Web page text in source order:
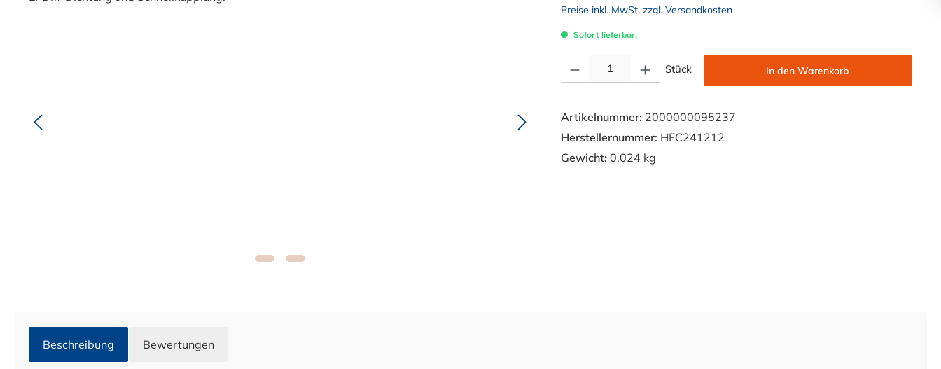
Preise inkl. MwSt. zzgl. Versandkosten
Sofort lieferbar.
Stück In den Warenkorb
Artikelnummer: 2000000095237
Herstellernummer: HFC241212
Gewicht: 0,024 kg
Beschreibung Bewertungen